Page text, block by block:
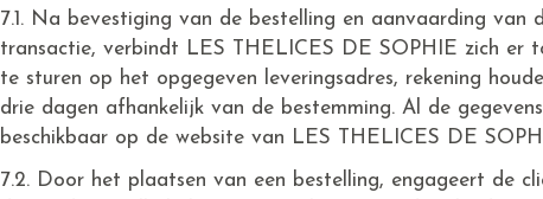
7.1. Na bevestiging van de bestelling en aanvaarding
transactie, verbindt LES THELICES DE SOPHIE zich er
te sturen op het opgegeven leveringsadres, rekening
drie dagen afhankelijk van de bestemming. Al de
beschikbaar op de website van LES THELICES DE
7.2. Door het plaatsen van een bestelling, engageert de